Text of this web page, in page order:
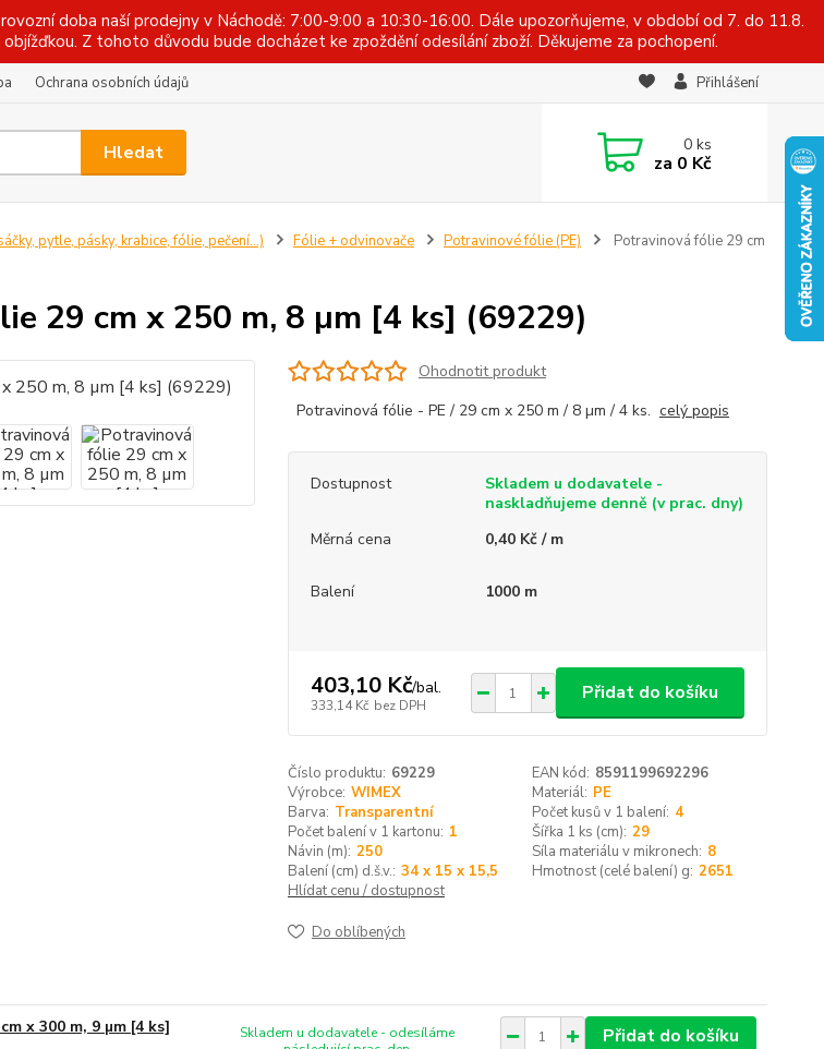
doba naší prodejny v Náchodě: 7:00-9:00 a 10:30-16:00. Dále upozorňujeme, v období od 7. do 11.8.
Z tohoto důvodu bude docházet ke zpoždění odesílání zboží. Děkujeme za pochopení.
Ochrana osobních údajů Přihlášení
Hledat 0ks
za 0 Kč
pytle, pásky, krabice, fólie, pečení...) Fólie + odvinovače Potravinové fólie (PE)
Potravinová fólie 29 cm
29 cm x 250 m, 8 µm [4 ks] (69229)
Ohodnotit produkt
Potravinová fólie - PE / 29 cm x 250 m / 8 µm / 4 ks. celý popis
Dostupnost
Skladem u dodavatele -
naskladňujeme denně (v prac. dny)
Měrná cena
0,40 Kč / m
Balení 1000 m
403,10 Kč/bal.
333,14 Kč bez DPH
Přidat do košíku
Číslo produktu: 69229 EAN kód: 8591199692296
Výrobce: WIMEX Materiál: PE
Barva: Transparentní Počet kusů v 1 balení: 4
Počet balení v 1 kartonu: 1 Šířka 1 ks (cm): 29
Návin (m): 250 Síla materiálu v mikronech: 8
Balení (cm) d.š.v.: 34 x 15 x 15,5 Hmotnost (celé balení) g: 2651
Hlídat cenu / dostupnost
Do oblíbených
x 300 m, 9 µm [4 ks]
Skladem u dodavatele - odesíláme
Přidat do košíku